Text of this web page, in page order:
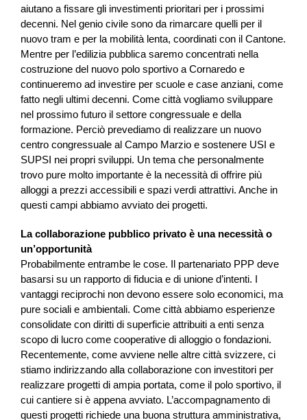
aiutano a fissare gli investimenti prioritari per i prossimi
decenni. Nel genio civile sono da rimarcare quelli per il
nuovo tram e per la mobilità lenta, coordinati con il Cantone.
Mentre per l’edilizia pubblica saremo concentrati nella
costruzione del nuovo polo sportivo a Cornaredo e
continueremo ad investire per scuole e case anziani, come
fatto negli ultimi decenni. Come città vogliamo sviluppare
nel prossimo futuro il settore congressuale e della
formazione. Perciò prevediamo di realizzare un nuovo
centro congressuale al Campo Marzio e sostenere USI e
SUPSI nei propri sviluppi. Un tema che personalmente
trovo pure molto importante è la necessità di offrire più
alloggi a prezzi accessibili e spazi verdi attrattivi. Anche in
questi campi abbiamo avviato dei progetti.
La collaborazione pubblico privato è una necessità o
un’opportunità
Probabilmente entrambe le cose. Il partenariato PPP deve
basarsi su un rapporto di fiducia e di unione d’intenti. I
vantaggi reciprochi non devono essere solo economici, ma
pure sociali e ambientali. Come città abbiamo esperienze
consolidate con diritti di superficie attribuiti a enti senza
scopo di lucro come cooperative di alloggio o fondazioni.
Recentemente, come avviene nelle altre città svizzere, ci
stiamo indirizzando alla collaborazione con investitori per
realizzare progetti di ampia portata, come il polo sportivo, il
cui cantiere si è appena avviato. L’accompagnamento di
questi progetti richiede una buona struttura amministrativa,